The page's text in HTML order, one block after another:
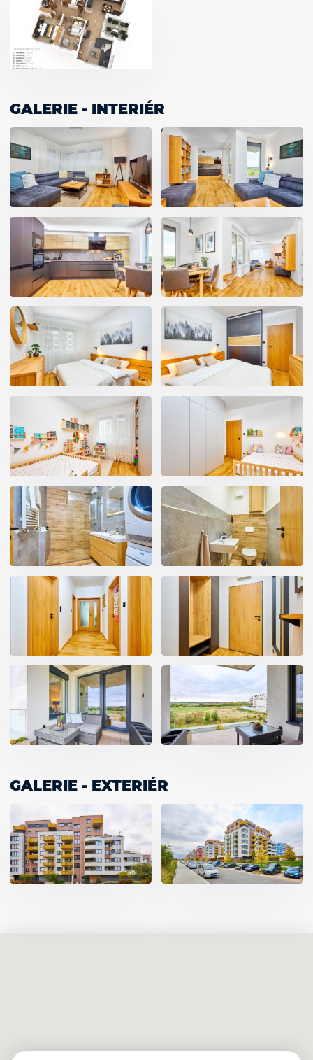
GALERIE - INTERIÉR
GALERIE - EXTERIÉR